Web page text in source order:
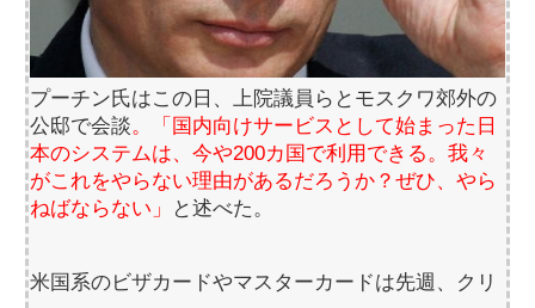
プーチン氏はこの日、上院議員らとモスクワ郊外の
公邸で会談。「国内向けサービスとして始まった日
本のシステムは、今や200カ国で利用できる。我々
がこれをやらない理由があるだろうか？ぜひ、やら
ねばならない」
と述べた。
米国系のビザカードやマスターカードは先週、クリ